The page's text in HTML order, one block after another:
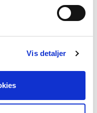
Vis detaljer